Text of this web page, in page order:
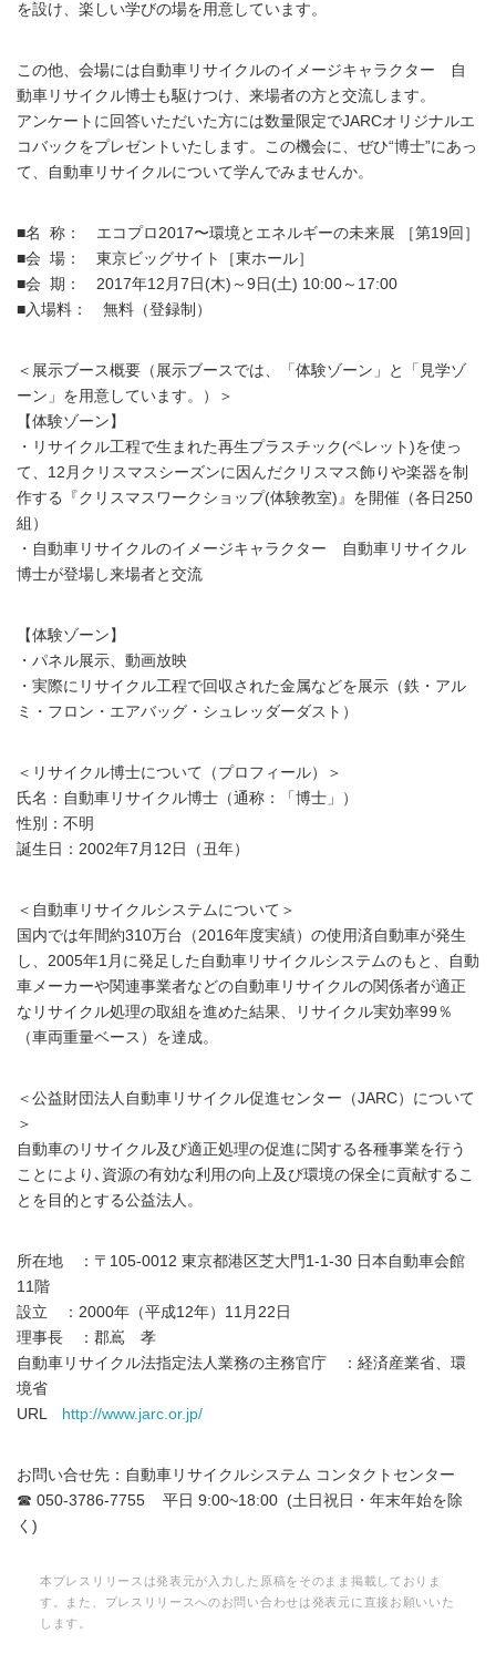
を設け、楽しい学びの場を用意しています。
この他、会場には自動車リサイクルのイメージキャラクター 自
動車リサイクル博士も駆けつけ、来場者の方と交流します。
アンケートに回答いただいた方には数量限定でJARCオリジナルエ
コバックをプレゼントいたします。この機会に、ぜひ“博士”にあっ
て、自動車リサイクルについて学んでみませんか。
■名 称： エコプロ2017〜環境とエネルギーの未来展 ［第19回］
■会 場： 東京ビッグサイト［東ホール］
■会 期： 2017年12月7日(木)～9日(土) 10:00～17:00
■入場料： 無料（登録制）
＜展示ブース概要（展示ブースでは、「体験ゾーン」と「見学ゾ
ーン」を用意しています。）＞
【体験ゾーン】
・リサイクル工程で生まれた再生プラスチック(ペレット)を使っ
て、12月クリスマスシーズンに因んだクリスマス飾りや楽器を制
作する『クリスマスワークショップ(体験教室)』を開催（各日250
組）
・自動車リサイクルのイメージキャラクター 自動車リサイクル
博士が登場し来場者と交流
【体験ゾーン】
・パネル展示、動画放映
・実際にリサイクル工程で回収された金属などを展示（鉄・アル
ミ・フロン・エアバッグ・シュレッダーダスト）
＜リサイクル博士について（プロフィール）＞
氏名：自動車リサイクル博士（通称：「博士」）
性別：不明
誕生日：2002年7月12日（丑年）
＜自動車リサイクルシステムについて＞
国内では年間約310万台（2016年度実績）の使用済自動車が発生
し、2005年1月に発足した自動車リサイクルシステムのもと、自動
車メーカーや関連事業者などの自動車リサイクルの関係者が適正
なリサイクル処理の取組を進めた結果、リサイクル実効率99％
（車両重量ベース）を達成。
＜公益財団法人自動車リサイクル促進センター（JARC）について
＞
自動車のリサイクル及び適正処理の促進に関する各種事業を行う
ことにより､資源の有効な利用の向上及び環境の保全に貢献するこ
とを目的とする公益法人。
所在地 ：〒105-0012 東京都港区芝大門1-1-30 日本自動車会館
11階
設立 ：2000年（平成12年）11月22日
理事長 ：郡嶌 孝
自動車リサイクル法指定法人業務の主務官庁 ：経済産業省、環
境省
URL
http://www.jarc.or.jp/
お問い合せ先：自動車リサイクルシステム コンタクトセンター
☎ 050-3786-7755 平日 9:00~18:00 (土日祝日・年末年始を除
く)
本プレスリリースは発表元が入力した原稿をそのまま掲載しておりま
す。また、プレスリリースへのお問い合わせは発表元に直接お願いいた
します。